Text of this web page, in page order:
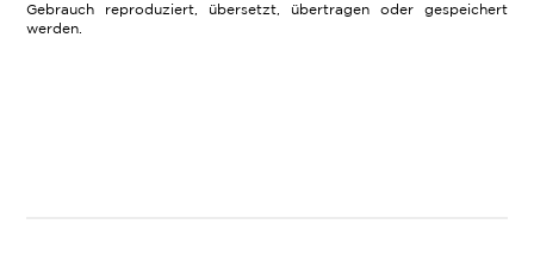
Gebrauch reproduziert, übersetzt, übertragen oder gespeichert
werden.